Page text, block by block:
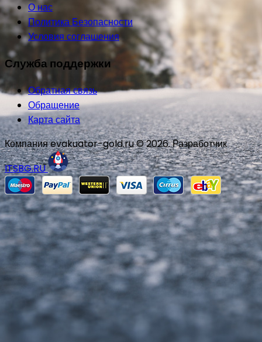
О нас
Политика Безопасности
Условия соглашения
Служба поддержки
Обратная связь
Обращение
Карта сайта
Компания evakuator-gold.ru © 2026. Разработчик
ITSBG.RU